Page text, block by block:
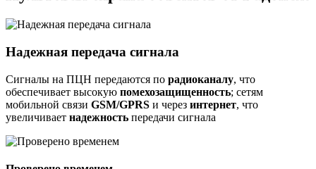
Надежная передача сигнала
Сигналы на ПЦН передаются по радиоканалу, что
обеспечивает высокую помехозащищенность; сетям
мобильной связи GSM/GPRS и через интернет, что
увеличивает надежность передачи сигнала